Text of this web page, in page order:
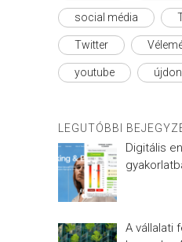
social média
Twitter
youtube
LEGUTÓBBI
Digitális
A vállalati